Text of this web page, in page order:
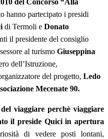
del Concorso “Alla
hanno partecipato i presidi
di Termoli e Donato
il presidente del consiglio
al turismo Giuseppina
dell’Istruzione,
del progetto, Ledo
Mecenate 90.
viaggiare perchè viaggiare
il preside Quici in apertura
di vedere posti lontani,